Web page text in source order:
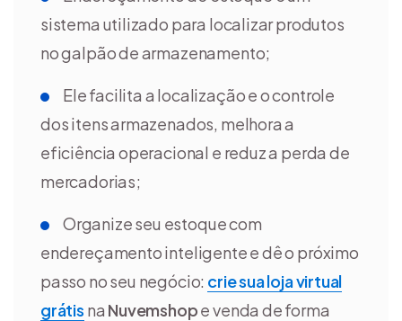
sistema utilizado para localizar produtos
no galpão de armazenamento;
Ele facilita a localização e o controle
dos itens armazenados, melhora a
eficiência operacional e reduz a perda de
mercadorias;
Organize seu estoque com
endereçamento inteligente e dê o próximo
passo no seu negócio: crie sua loja virtual
grátis na Nuvemshope venda de forma